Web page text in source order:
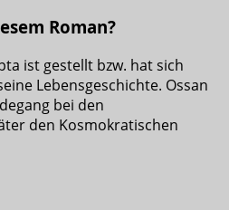
Roman?
ist gestellt bzw. hat sich
Lebensgeschichte. Ossan
bei den
den Kosmokratischen